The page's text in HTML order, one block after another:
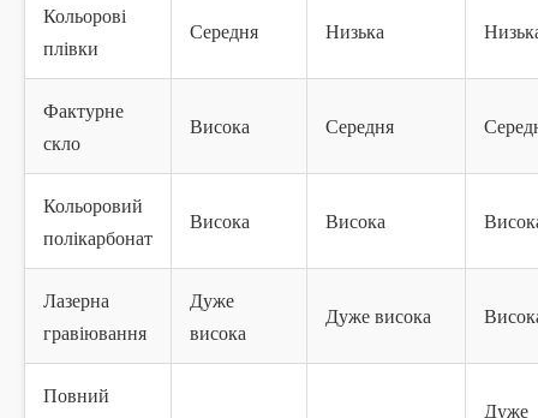
Кольорові
плівки
Середня Низька
Фактурне
скло
Висока Середня
Кольоровий
полікарбонат
Висока Висока
Лазерна
гравіювання
Дуже
висока
Дуже висока
Повний
Дуже